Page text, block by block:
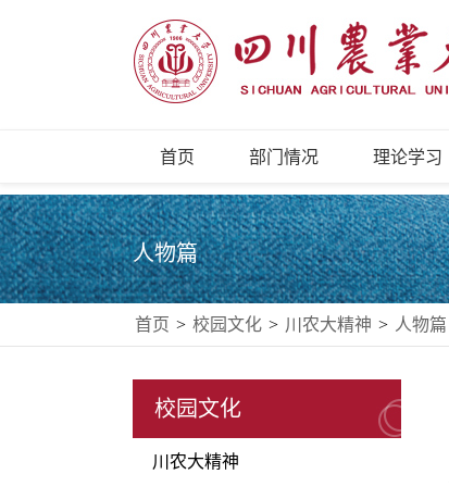
首页 部门情况 理论学习
人物篇
首页 > 校园文化 > 川农大精神 > 人物篇
校园文化
川农大精神